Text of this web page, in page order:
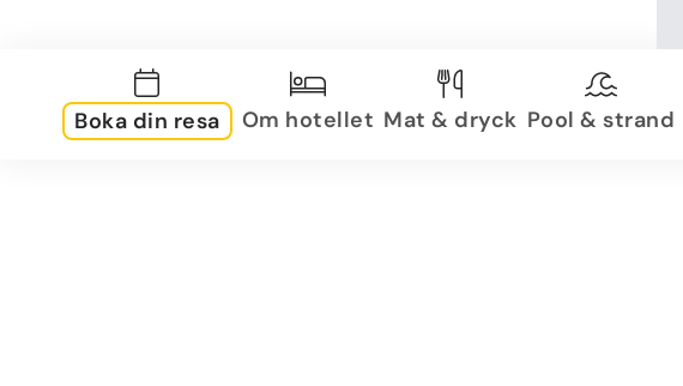
Boka din resa Om hotellet Mat & dryck Pool & strand